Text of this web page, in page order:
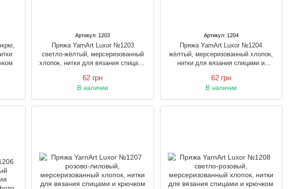
Артикул: 1203
Пряжа YarnArt Luxor №1203
светло-жёлтый, мерсеризованный
хлопок, нитки для вязания спицами
62 грн
В наличии
Артикул: 1204
Пряжа YarnArt Luxor №1204
жёлтый, мерсеризованный хлопок,
нитки для вязания спицами и
62 грн
В наличии